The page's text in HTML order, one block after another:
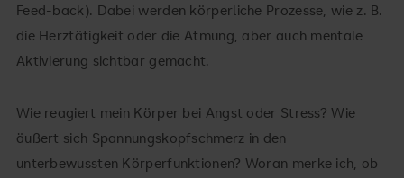
Feed-back). Dabei werden körperliche Prozesse, wie z. B.
die Herztätigkeit oder die Atmung, aber auch mentale
Aktivierung sichtbar gemacht.
Wie reagiert mein Körper bei Angst oder Stress? Wie
äußert sich Spannungskopfschmerz in den
unterbewussten Körperfunktionen? Woran merke ich, ob